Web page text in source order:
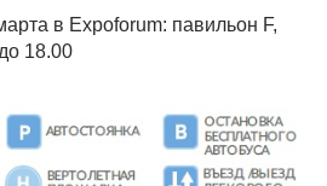
в Expoforum: павильон F,
18.00